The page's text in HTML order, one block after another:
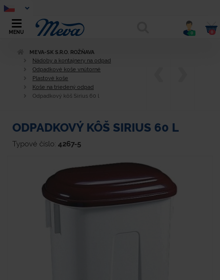
MENU 0 0
MEVA-SK S.R.O. ROŽŇAVA
Nádoby a kontajnery na odpad
Odpadkové koše vnútorné
Plastové koše
Koše na triedený odpad
Odpadkový kôš Sirius 60 l
ODPADKOVÝ KÔŠ SIRIUS 60 L
Typové číslo: 4267-5